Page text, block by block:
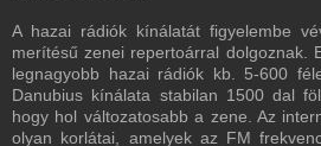
A hazai rádiók kínálatát figyelembe
merítésű zenei repertoárral dolgoznak.
legnagyobb hazai rádiók kb. 5-600
Danubius kínálata stabilan 1500 dal
hogy hol változatosabb a zene. Az
olyan korlátai, amelyek az FM